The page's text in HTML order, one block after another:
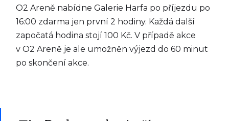
O2 Areně nabídne Galerie Harfa po příjezdu po
16:00 zdarma jen první 2 hodiny. Každá další
započatá hodina stojí 100 Kč. V případě akce
v O2 Areně je ale umožněn výjezd do 60 minut
po skončení akce.